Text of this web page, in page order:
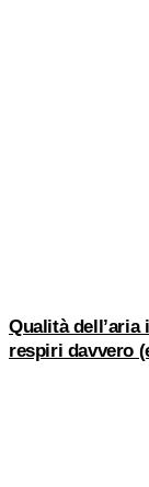
Qualità dell’aria
respiri davvero